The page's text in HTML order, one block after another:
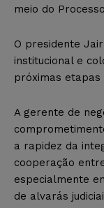
meio do
O presidente
institucional e
próximas etapas
A gerente de
a rapidez da
cooperação
especialmente
de alvarás